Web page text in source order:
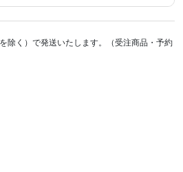
除く）で発送いたします。（受注商品・予約